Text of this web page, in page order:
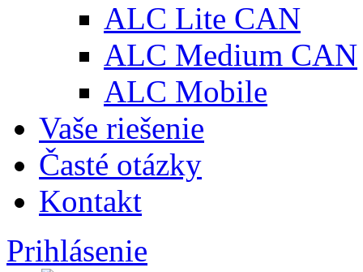
ALC Lite CAN
ALC Medium CAN
ALC Mobile
Vaše riešenie
Časté otázky
Kontakt
Prihlásenie